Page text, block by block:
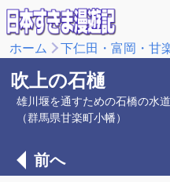
ホーム 下仁田・富岡・甘
吹上の石樋
雄川堰を通すための石橋の水道
（群馬県甘楽町小幡）
前へ